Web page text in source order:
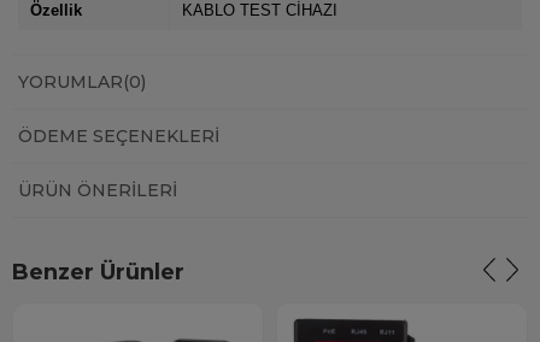
Özellik KABLO TEST CİHAZI
YORUMLAR(0)
ÖDEME SEÇENEKLERI
ÜRÜN ÖNERILERI
Benzer Ürünler